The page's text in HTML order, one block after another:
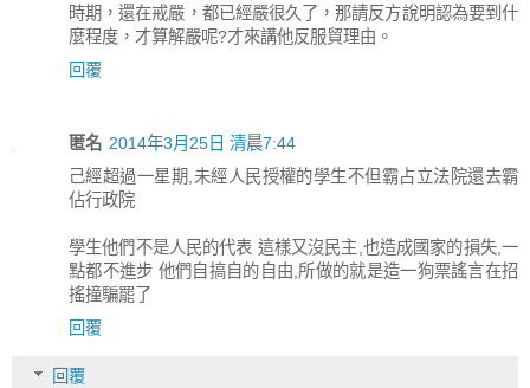
時期，還在戒嚴，都已經嚴很久了，那請反方說明認為要到什
麼程度，才算解嚴呢?才來講他反服貿理由。
回覆
匿名 2014年3月25日 清晨7:44
己經超過一星期,未經人民授權的學生不但霸占立法院還去霸
佔行政院
學生他們不是人民的代表 這樣又沒民主,也造成國家的損失,一
點都不進步 他們自搞自的自由,所做的就是造一狗票謠言在招
搖撞騙罷了
回覆
回覆